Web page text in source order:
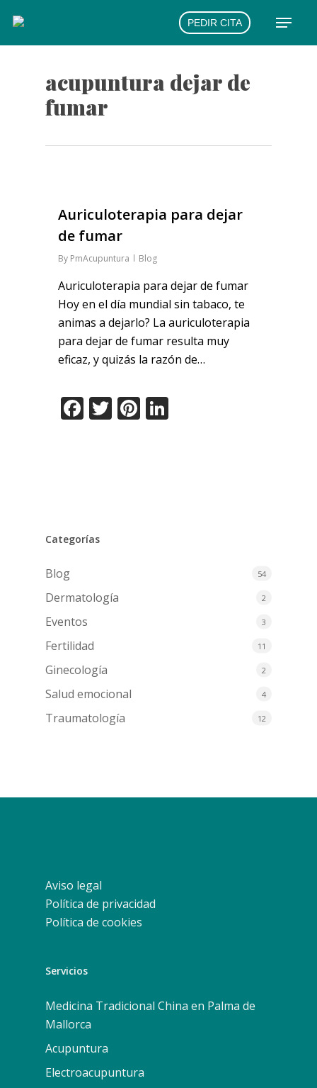
main
PEDIR CITA Menu
acupuntura dejar de
fumar
Auriculoterapia para dejar
de fumar
By PmAcupuntura Blog
Auriculoterapia para dejar de fumar
Hoy en el día mundial sin tabaco, te
animas a dejarlo? La auriculoterapia
para dejar de fumar resulta muy
eficaz, y quizás la razón de…
Facebook
TwitterPinterest
Categorías
Blog 54
Dermatología 2
Eventos 3
Fertilidad 11
Ginecología 2
Salud emocional 4
Traumatología 12
Aviso legal
Política de privacidad
Política de cookies
Servicios
Medicina Tradicional China en Palma de
Mallorca
Acupuntura
Electroacupuntura